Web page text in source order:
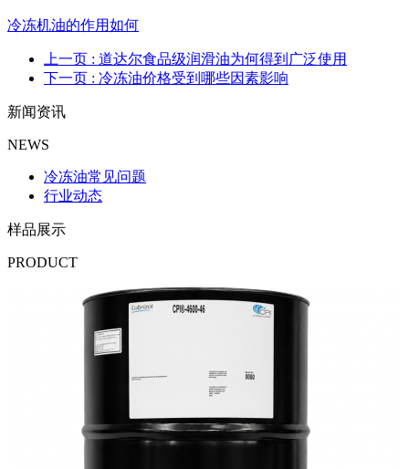
冷冻机油的作用如何
上一页 : 道达尔食品级润滑油为何得到广泛使用
下一页 : 冷冻油价格受到哪些因素影响
新闻资讯
NEWS
冷冻油常见问题
行业动态
样品展示
PRODUCT